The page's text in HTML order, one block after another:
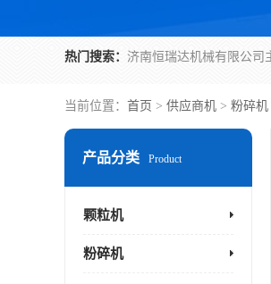
热门搜索：
当前位置： 首页 > 供应商机 > 粉碎机
产品分类 Product
颗粒机
粉碎机